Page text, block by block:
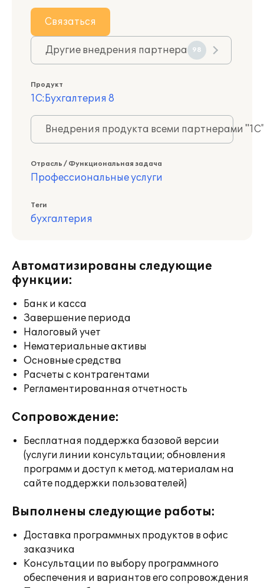
Связаться
Другие внедрения партнера 98
Продукт
1С:Бухгалтерия 8
Внедрения продукта всеми партнерами
Отрасль / Функциональная задача
Профессиональные услуги
Теги
бухгалтерия
Автоматизированы следующие
функции:
Банк и касса
Завершение периода
Налоговый учет
Нематериальные активы
Основные средства
Расчеты с контрагентами
Регламентированная отчетность
Сопровождение:
Бесплатная поддержка базовой версии
(услуги линии консультации; обновления
программ и доступ к метод. материалам на
сайте поддержки пользователей)
Выполнены следующие работы:
Доставка программных продуктов в офис
заказчика
Консультации по выбору программного
обеспечения и вариантов его сопровождения